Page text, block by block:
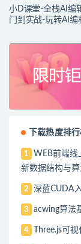
小D课堂-全栈AI编
门到实战-玩转AI编
下载热度排
1
WEB前端线
新数据结构与
2 深蓝CUDA
3 acwing算法
4 Three.js可